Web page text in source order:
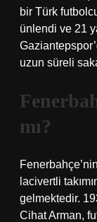
bir Türk
ünlendi ve 21
uzun süreli
mı?
lacivertli
gelmektedir.
Cihat Arman,